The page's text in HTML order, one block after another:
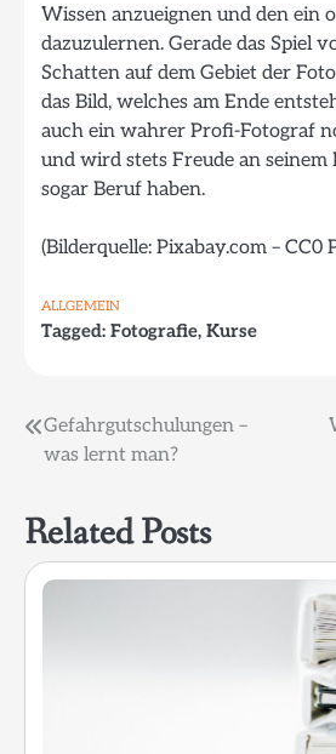
Wissen anzueignen und den ein
dazuzulernen. Gerade das Spiel
Schatten auf dem Gebiet der
das Bild, welches am Ende
auch ein wahrer Profi-Fotograf
und wird stets Freude an
sogar Beruf haben.
(Bilderquelle: Pixabay.com – CC0
ALLGEMEIN
Tagged: Fotografie, Kurse
Beitragsnavigation
Gefahrgutschulungen –
was lernt man?
Related Posts